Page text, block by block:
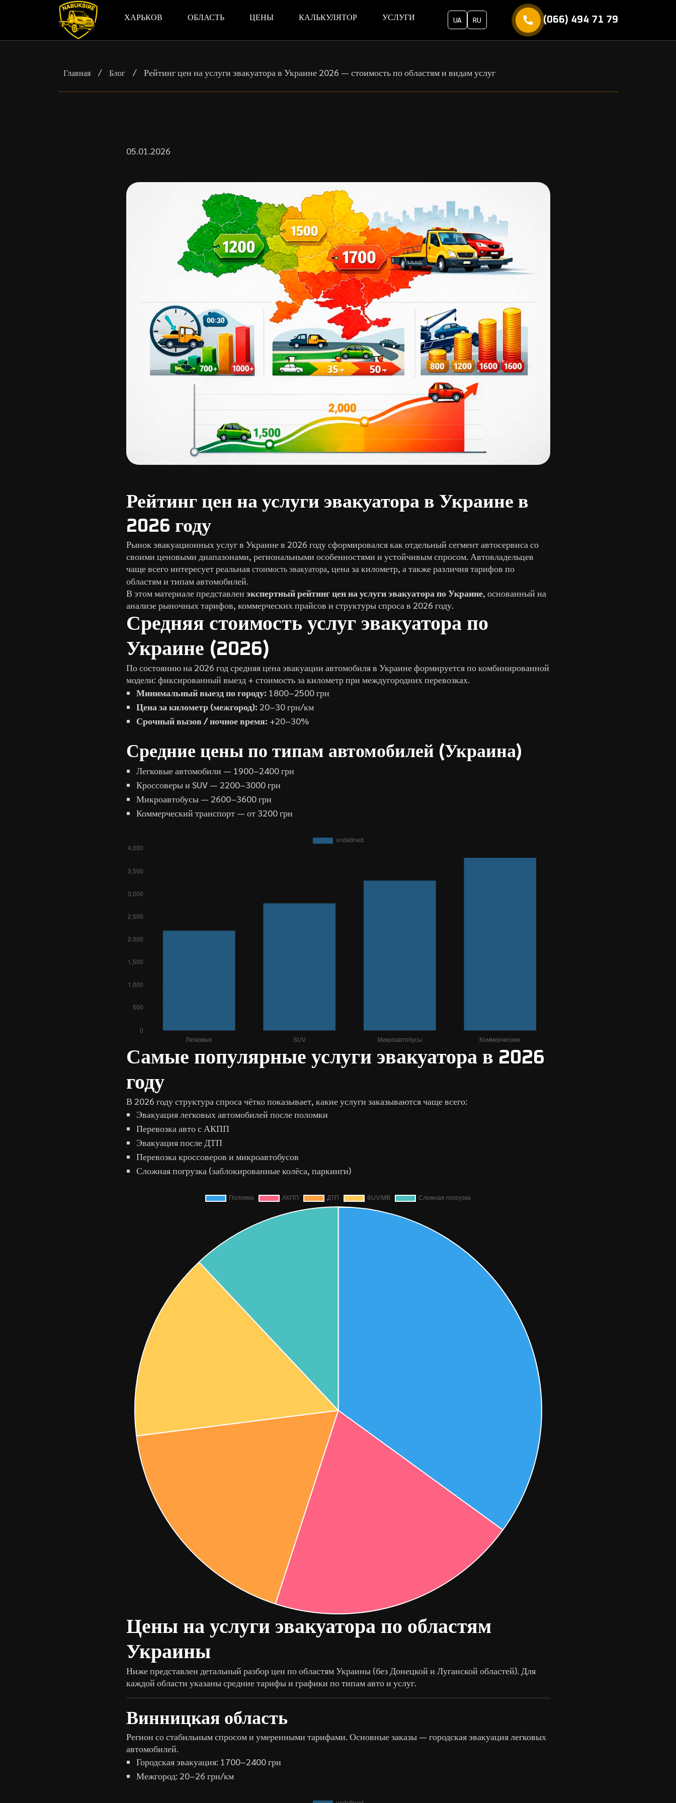
ХАРЬКОВ ОБЛАСТЬ ЦЕНЫ КАЛЬКУЛЯТОР УСЛУГИ UA RU (066) 494 71 79
Главная / Блог / Рейтинг цен на услуги эвакуатора в Украине 2026 — стоимость по областям и видам услуг
05.01.2026
Рейтинг цен на услуги эвакуатора в Украине в
2026 году
Рынок эвакуационных услуг в Украине в 2026 году сформировался как отдельный сегмент автосервиса со
своими ценовыми диапазонами, региональными особенностями и устойчивым спросом. Автовладельцев
чаще всего интересует реальнаястоимость эвакуатора, цена за километр, а также различия тарифов по
областям и типам автомобилей.
В этом материале представлен экспертный рейтинг цен на услуги эвакуатора по Украине, основанный на
анализе рыночных тарифов, коммерческих прайсов и структуры спроса в 2026 году.
Средняя стоимость услуг эвакуатора по
Украине (2026)
По состоянию на 2026 год средняя цена эвакуации автомобиля в Украине формируется по комбинированной
модели: фиксированный выезд + стоимость за километр при междугородних перевозках.
Минимальный выезд по городу: 1800–2500 грн
Цена за километр (межгород): 20–30 грн/км
Срочный вызов / ночное время: +20–30%
Средние цены по типам автомобилей (Украина)
Легковые автомобили — 1900–2400 грн
Кроссоверы и SUV — 2200–3000 грн
Микроавтобусы — 2600–3600 грн
Коммерческий транспорт — от 3200 грн
Самые популярные услуги эвакуатора в 2026
году
В 2026 году структура спроса чётко показывает, какие услуги заказываются чаще всего:
Эвакуация легковых автомобилей после поломки
Перевозка авто с АКПП
Эвакуация после ДТП
Перевозка кроссоверов и микроавтобусов
Сложная погрузка (заблокированные колёса, паркинги)
Цены на услуги эвакуатора по областям
Украины
Ниже представлен детальный разбор цен по областям Украины (без Донецкой и Луганской областей). Для
каждой области указаны средние тарифы и графики по типам авто и услуг.
Винницкая область
Регион со стабильным спросом и умеренными тарифами. Основные заказы — городская эвакуация легковых
автомобилей.
Городская эвакуация: 1700–2400 грн
Межгород: 20–26 грн/км